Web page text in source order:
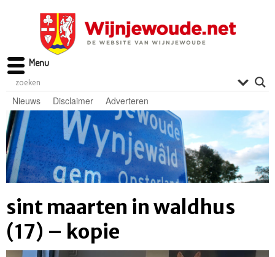
Nieuws Disclaimer Adverteren
sint maarten in waldhus
(17) – kopie
Menu